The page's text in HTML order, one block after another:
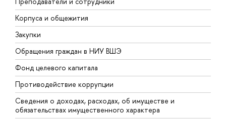
Корпуса и общежития
Закупки
Обращения граждан в НИУ ВШЭ
Фонд целевого капитала
Противодействие коррупции
Сведения о доходах, расходах, об имуществе и
обязательствах имущественного характера